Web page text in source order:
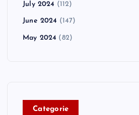
July 2024 (112)
June 2024 (147)
May 2024 (82)
Categorie